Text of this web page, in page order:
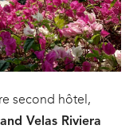
second hôtel,
Velas Riviera